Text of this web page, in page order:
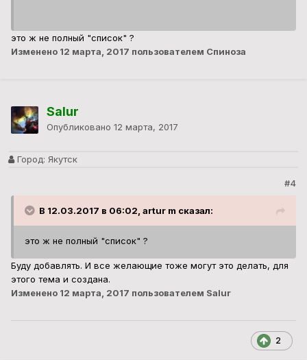
это ж не полный "список" ?
Изменено 12 марта, 2017 пользователем Спиноза
Salur
Опубликовано 12 марта, 2017
Город: Якутск
#4
В 12.03.2017 в 06:02, artur m сказал:
это ж не полный "список" ?
Буду добавлять. И все желающие тоже могут это делать, для
этого тема и создана.
Изменено 12 марта, 2017 пользователем Salur
2